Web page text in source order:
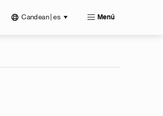
Candean | es Menú